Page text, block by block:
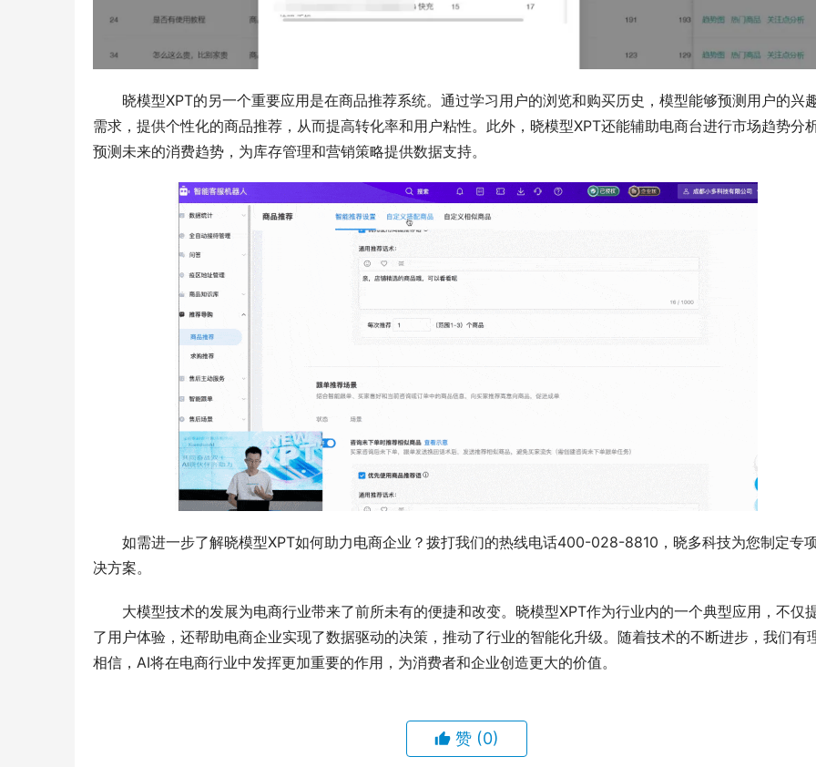
晓模型XPT的另一个重要应用是在商品推荐系统。通过学习用户的浏览和购买历史，模型能够预测用户的兴
需求，提供个性化的商品推荐，从而提高转化率和用户粘性。此外，晓模型XPT还能辅助电商台进行市场趋势分
预测未来的消费趋势，为库存管理和营销策略提供数据支持。
如需进一步了解晓模型XPT如何助力电商企业？拨打我们的热线电话400-028-8810，晓多科技为您制定专
决方案。
大模型技术的发展为电商行业带来了前所未有的便捷和改变。晓模型XPT作为行业内的一个典型应用，不仅
了用户体验，还帮助电商企业实现了数据驱动的决策，推动了行业的智能化升级。随着技术的不断进步，我们有
相信，AI将在电商行业中发挥更加重要的作用，为消费者和企业创造更大的价值。
赞 (0)